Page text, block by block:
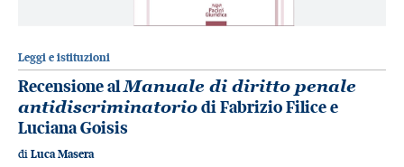
Leggi e istituzioni
Recensione alManuale di diritto penale
antidiscriminatoriodi Fabrizio Filice e
Luciana Goisis
di Luca Masera